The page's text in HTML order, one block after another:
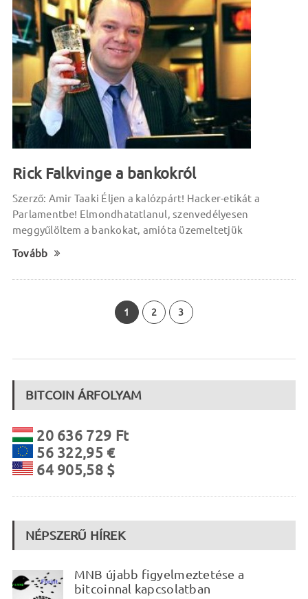
Rick Falkvinge a bankokról
Szerző: Amir Taaki Éljen a kalózpárt! Hacker-etikát a
Parlamentbe! Elmondhatatlanul, szenvedélyesen
meggyűlöltem a bankokat, amióta üzemeltetjük
Tovább
1 2 3
BITCOIN ÁRFOLYAM
20 636 729 Ft
56 322,95 €
64 905,58 $
NÉPSZERŰ HÍREK
MNB újabb figyelmeztetése a
bitcoinnal kapcsolatban